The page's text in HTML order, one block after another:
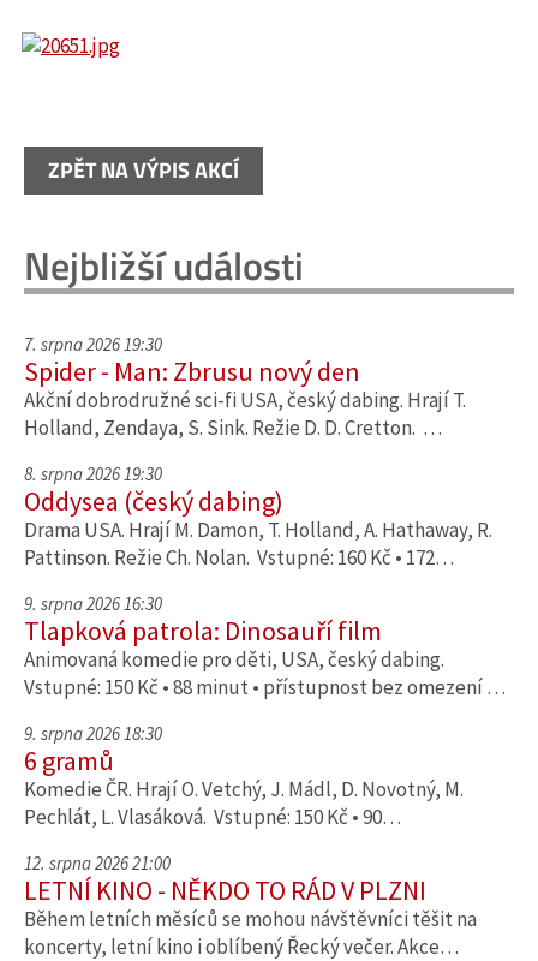
ZPĚT NA VÝPIS AKCÍ
Nejbližší události
7. srpna 2026 19:30
Spider - Man: Zbrusu nový den
Akční dobrodružné sci-fi USA, český dabing. Hrají T.
Holland, Zendaya, S. Sink. Režie D. D. Cretton. …
8. srpna 2026 19:30
Oddysea (český dabing)
Drama USA. Hrají M. Damon, T. Holland, A. Hathaway, R.
Pattinson. Režie Ch. Nolan. Vstupné: 160 Kč • 172…
9. srpna 2026 16:30
Tlapková patrola: Dinosauří film
Animovaná komedie pro děti, USA, český dabing.
Vstupné: 150 Kč • 88 minut • přístupnost bez omezení …
9. srpna 2026 18:30
6 gramů
Komedie ČR. Hrají O. Vetchý, J. Mádl, D. Novotný, M.
Pechlát, L. Vlasáková. Vstupné: 150 Kč • 90…
12. srpna 2026 21:00
LETNÍ KINO - NĚKDO TO RÁD V PLZNI
Během letních měsíců se mohou návštěvníci těšit na
koncerty, letní kino i oblíbený Řecký večer. Akce…